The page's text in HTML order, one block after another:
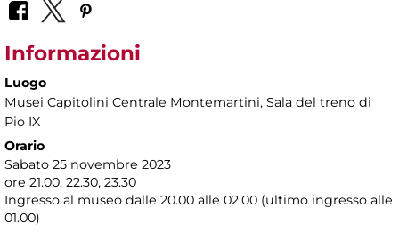
Informazioni
Luogo
Musei Capitolini Centrale Montemartini, Sala del treno di
Pio IX
Orario
Sabato 25 novembre 2023
ore 21.00, 22.30, 23.30
Ingresso al museo dalle 20.00 alle 02.00 (ultimo ingresso alle
01.00)